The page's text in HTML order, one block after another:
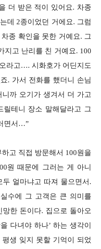
더 받은 적이 있어요. 차종
데 2종이었던 거에요. 그럼
종 확인을 못한 거예요. 그
지고 난리를 친 거예요. 100
라고…. 시화호가 어딘지도
. 가서 전화를 했더니 손님
까 오기가 생겨서 더 가고
릴테니 장소 말해달라고 그
면서…”
고 직접 방문해서 100원을
원 때문에 그러는 게 아니
얼마냐고 따져 물으면서.
수에 그 고객은 큰 의미를
한 돈이다. 집으로 돌아오
다녀야 하나’ 하는 생각이
생 잊지 못할 기억이 되었